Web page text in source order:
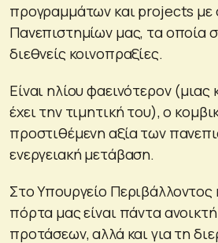
προγραμμάτων και projects με
Πανεπιστημίων μας, τα οποία
διεθνείς κοινοπραξίες.
Είναι ηλίου φαεινότερον (μιας
έχει την τιμητική του), ο
προστιθέμενη αξία των
ενεργειακή μετάβαση.
Στο Υπουργείο Περιβάλλοντος
πόρτα μας είναι πάντα
προτάσεων, αλλά και για τη